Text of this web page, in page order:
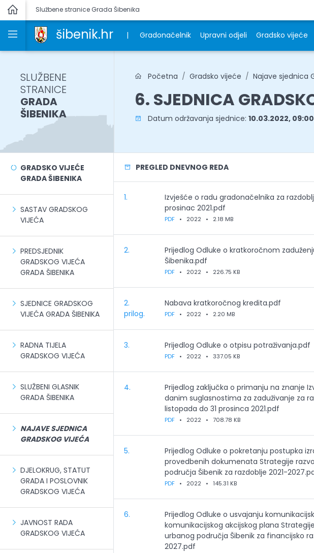
Službene stranice Grada Šibenika
šibenik.hr | Gradonačelnik Upravni odjeli Gradsko vijeće
SLUŽBENE
STRANICE
GRADA
ŠIBENIKA
Početna Gradsko vijeće Najave sjednica
6. SJEDNICA
Datum održavanja sjednice: 10.03.2022,
GRADSKO VIJEĆE
GRADA ŠIBENIKA
SASTAV GRADSKOG
VIJEĆA
PREDSJEDNIK
GRADSKOG VIJEĆA
GRADA ŠIBENIKA
SJEDNICE GRADSKOG
VIJEĆA GRADA ŠIBENIKA
RADNA TIJELA
GRADSKOG VIJEĆA
SLUŽBENI GLASNIK
GRADA ŠIBENIKA
NAJAVE SJEDNICA
GRADSKOG VIJEĆA
DJELOKRUG, STATUT
GRADA I POSLOVNIK
GRADSKOG VIJEĆA
JAVNOST RADA
GRADSKOG VIJEĆA
PREGLED DNEVNOG REDA
1.
Izvješće o radu gradonačelnika za
prosinac 2021.pdf
PDF • 2022 • 2.18 MB
2.
Prijedlog Odluke o kratkoročnom
Šibenika.pdf
PDF • 2022 • 226.75 KB
2.
prilog.
Nabava kratkoročnog kredita.pdf
PDF • 2022 • 2.20 MB
3. Prijedlog Odluke o otpisu potraživanja.pdf
PDF • 2022 • 337.05 KB
4.
Prijedlog zaključka o primanju na znanje
danim suglasnostima za zaduživanje za
listopada do 31 prosinca 2021.pdf
PDF • 2022 • 708.78 KB
5.
Prijedlog Odluke o pokretanju postupka
provedbenih dokumenata Strategije
područja Šibenik za razdoblje 2021-
PDF • 2022 • 145.31 KB
6.
Prijedlog Odluke o usvajanju
komunikacijskog akcijskog plana
urbanog područja Šibenik za financijsko
2027.pdf